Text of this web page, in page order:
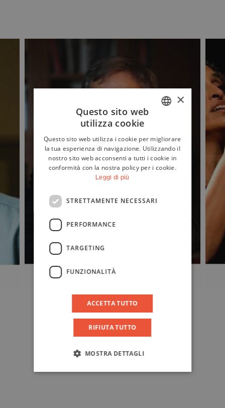
ENGLISH
×
Questo sito web
utilizza cookie
Questo sito web utilizza i cookie per migliorare
la tua esperienza di navigazione. Utilizzando il
nostro sito web acconsenti a tutti i cookie in
conformità con la nostra policy per i cookie.
Leggi di più
STRETTAMENTE NECESSARI
PERFORMANCE
TARGETING
FUNZIONALITÀ
ACCETTA TUTTO
RIFIUTA TUTTO
MOSTRA DETTAGLI